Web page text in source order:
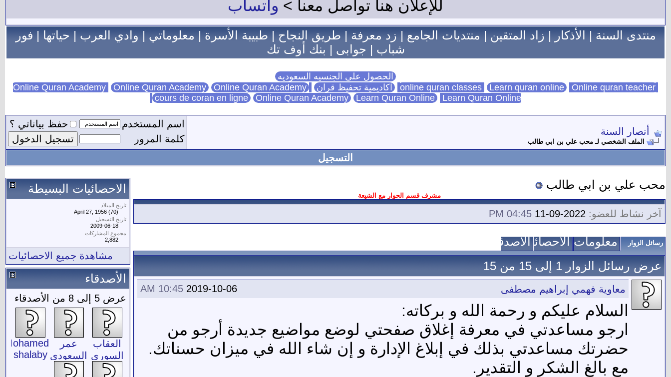
للإعلان هنا تواصل معنا > واتساب
منتدى السنة|الأذكار|زاد المتقين|منتديات الجامع|زد معرفة|طريق النجاح|طبيبة الأسرة|معلوماتي|وادي العرب|حياتها|فور
شباب | جوابى | بنك أوف تك
الحصول على الجنسيه السعوديه
Learn quran online Online quran teacher اكاديمية تحفيظ قران Online Quran Academy Online Quran Academy
cours de coran en ligne Online Quran Academy Learn Quran Online Learn Quran Online
أنصار السنة
الملف الشخصي لـ محب علي بن ابي طالب
اسم المستخدم
حفظ بياناتي ؟
كلمة المرور
التسجيل
محب علي بن ابي طالب
مشرف قسم الحوار مع الشيعة
آخر نشاط للعضو: 04:45 PM
رسائل الزوار معلومات عنيالاحصائياتالأصدقاء
عرض رسائل الزوار 1 إلى
15من15
2019-10-06
10:45 AM معاوية فهمي إبراهيم مصطفى
السلام عليكم و رحمة الله و بركاته:
ارجو مساعدتي في معرفة إغلاق صفحتي لوضع مواضيع جديدة أرجو من
حضرتك مساعدتي بذلك في إبلاغ الإدارة و إن شاء الله في ميزان حسناتك.
مع بالغ الشكر و التقدير.
الاحصائيات البسيطة
تاريخ الميلاد
April 27, 1956 (70)
تاريخ التسجيل
2009-06-18
مجموع المشاركات
2,882
مشاهدة جميع الاحصائيات
الأصدقاء
عرض 5 إلى 8 من الأصدقاء
العقاب
السوري
عمر
السعودي
Mohamed
shalaby